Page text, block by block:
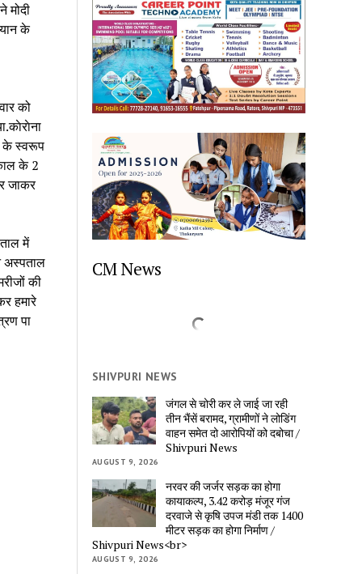
मोदी
के
को
के स्वरूप
के 2
जाकर
में
अस्पताल
की
हमारे
पा
CM News
SHIVPURI NEWS
जंगल से चोरी कर ले जाई जा रही
तीन भैंसें बरामद, ग्रामीणों ने लोडिंग
वाहन समेत दो आरोपियों को दबोचा /
Shivpuri News
AUGUST 9, 2026
नरवर की जर्जर सड़क का होगा
कायाकल्प, 3.42 करोड़ मंजूर गंज
दरवाजे से कृषि उपज मंडी तक 1400
मीटर सड़क का होगा निर्माण /
Shivpuri News<br>
AUGUST 9, 2026